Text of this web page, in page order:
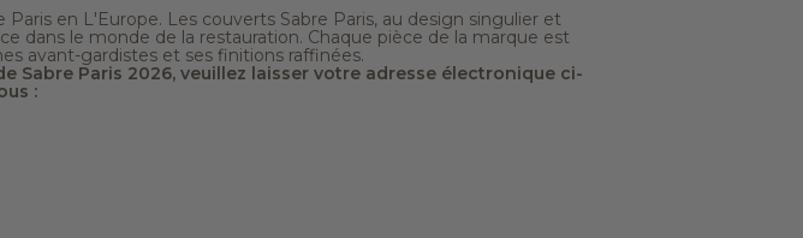
en L'Europe. Les couverts Sabre Paris, au design singulier et
dans le monde de la restauration. Chaque pièce de la marque est
avant-gardistes et ses finitions raffinées.
Sabre Paris 2026, veuillez laisser votre adresse électronique ci-
: